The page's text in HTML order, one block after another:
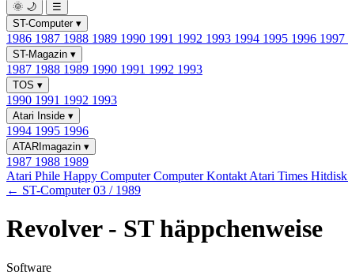
🌞 🌙
☰
ST-Computer ▾
1986 1987 1988 1989 1990 1991 1992 1993 1994 1995 1996 1997
ST-Magazin ▾
1987 1988 1989 1990 1991 1992 1993
TOS ▾
1990 1991 1992 1993
Atari Inside ▾
1994 1995 1996
ATARImagazin ▾
1987 1988 1989
Atari Phile Happy ComputerComputer Kontakt Atari Times Hitdisk
← ST-Computer 03 / 1989
Revolver - ST häppchenweise
Software